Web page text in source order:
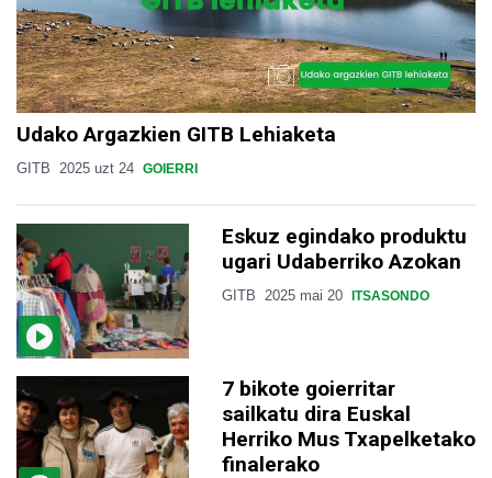
Udako Argazkien GITB Lehiaketa
GITB 2025 uzt 24 GOIERRI
Eskuz egindako produktu
ugari Udaberriko Azokan
GITB 2025 mai 20 ITSASONDO
7 bikote goierritar
sailkatu dira Euskal
Herriko Mus Txapelketako
finalerako